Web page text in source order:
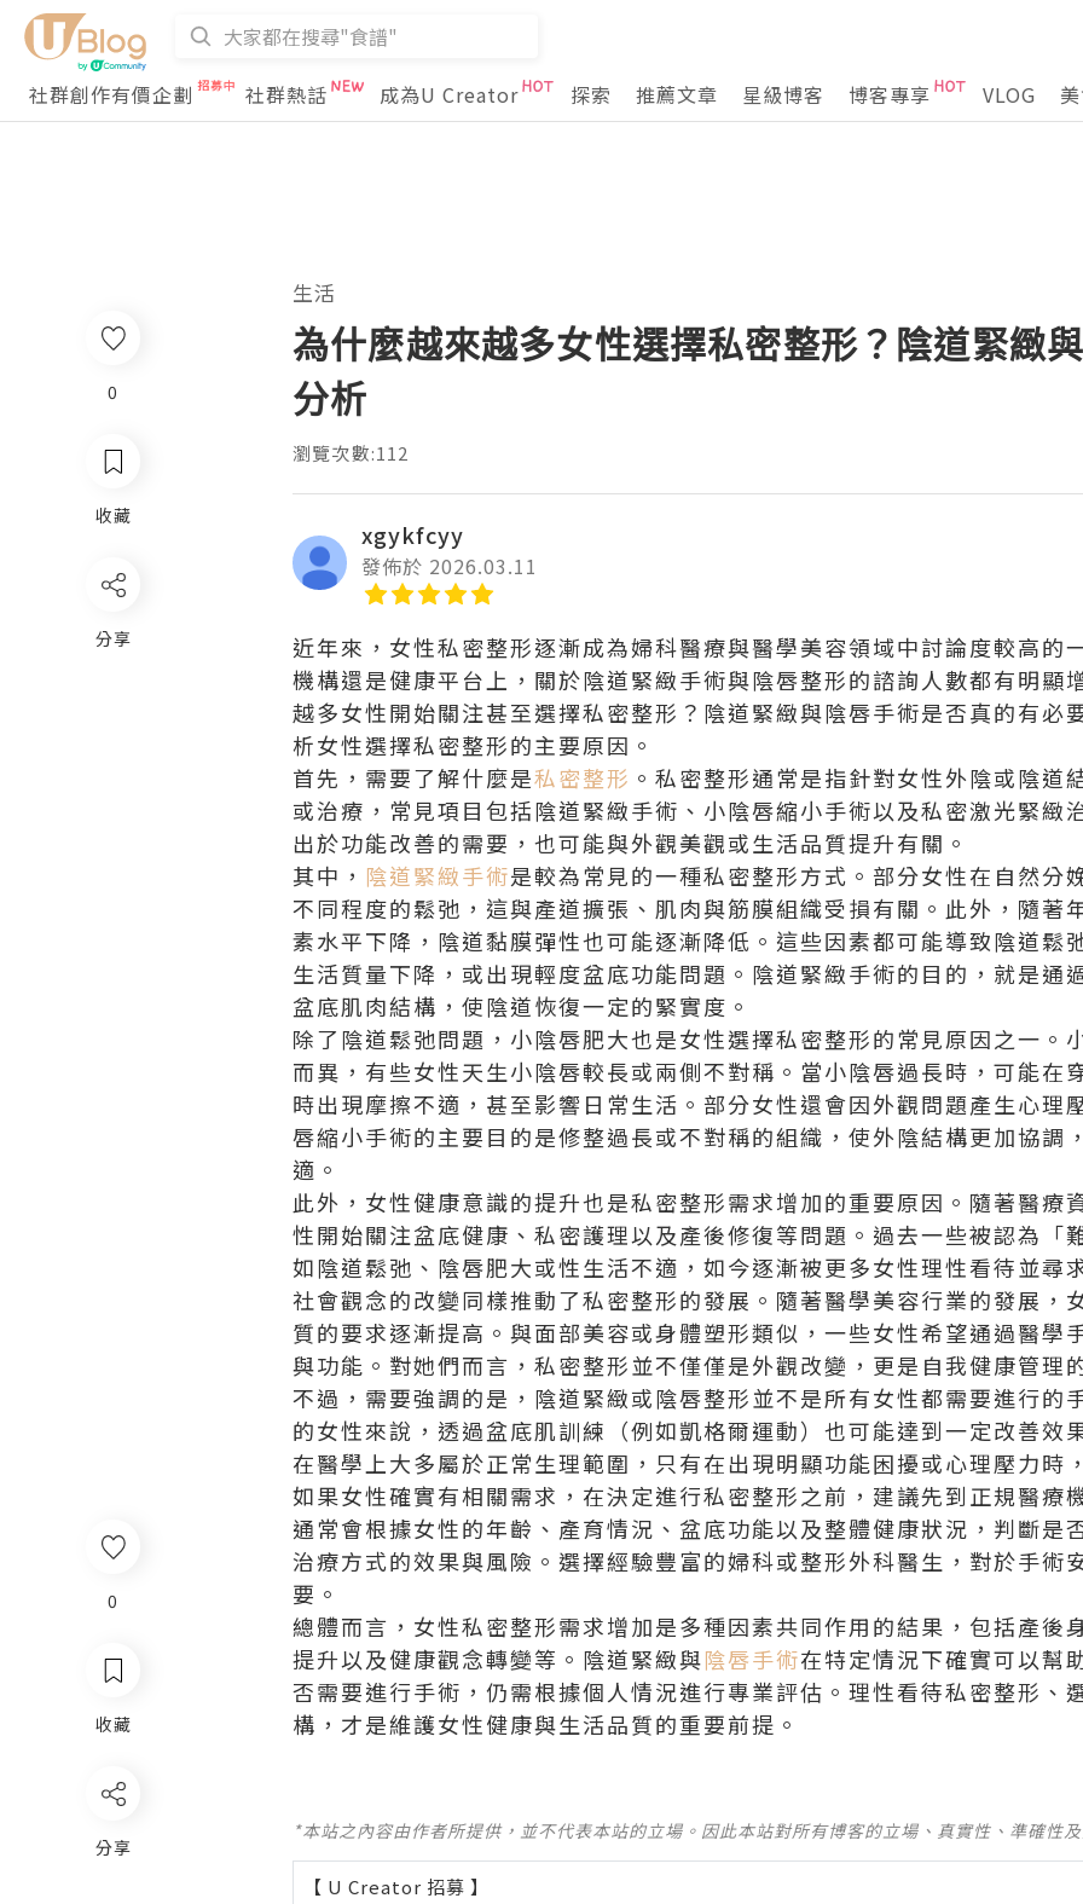
社群創作有價企劃 社群熱話 成為U Creator 探索 推薦文章 星級博客 博客專享 VLOG
0
收藏
分享
生活
為什麼越來越多女性選擇私密整形？陰道緊緻
分析
瀏覽次數:112
xgykfcyy
發佈於 2026.03.11
近年來，女性私密整形逐漸成為婦科醫療與醫學美容領域中討論度較高的
機構還是健康平台上，關於陰道緊緻手術與陰唇整形的諮詢人數都有明顯
越多女性開始關注甚至選擇私密整形？陰道緊緻與陰唇手術是否真的有必
析女性選擇私密整形的主要原因。
首先，需要了解什麼是私密整形 。私密整形通常是指針對女性外陰或陰道
或治療，常見項目包括陰道緊緻手術、小陰唇縮小手術以及私密激光緊緻
出於功能改善的需要，也可能與外觀美觀或生活品質提升有關。
其中， 陰道緊緻手術是較為常見的一種私密整形方式。部分女性在自然分
不同程度的鬆弛，這與產道擴張、肌肉與筋膜組織受損有關。此外，隨著
素水平下降，陰道黏膜彈性也可能逐漸降低。這些因素都可能導致陰道鬆
生活質量下降，或出現輕度盆底功能問題。陰道緊緻手術的目的，就是通
盆底肌肉結構，使陰道恢復一定的緊實度。
除了陰道鬆弛問題，小陰唇肥大也是女性選擇私密整形的常見原因之一。
而異，有些女性天生小陰唇較長或兩側不對稱。當小陰唇過長時，可能在
時出現摩擦不適，甚至影響日常生活。部分女性還會因外觀問題產生心理
唇縮小手術的主要目的是修整過長或不對稱的組織，使外陰結構更加協調
適。
此外，女性健康意識的提升也是私密整形需求增加的重要原因。隨著醫療
性開始關注盆底健康、私密護理以及產後修復等問題。過去一些被認為「
如陰道鬆弛、陰唇肥大或性生活不適，如今逐漸被更多女性理性看待並尋
社會觀念的改變同樣推動了私密整形的發展。隨著醫學美容行業的發展，
質的要求逐漸提高。與面部美容或身體塑形類似，一些女性希望通過醫學
與功能。對她們而言，私密整形並不僅僅是外觀改變，更是自我健康管理
不過，需要強調的是，陰道緊緻或陰唇整形並不是所有女性都需要進行的
的女性來說，透過盆底肌訓練（例如凱格爾運動）也可能達到一定改善效
在醫學上大多屬於正常生理範圍，只有在出現明顯功能困擾或心理壓力時
如果女性確實有相關需求，在決定進行私密整形之前，建議先到正規醫療
通常會根據女性的年齡、產育情況、盆底功能以及整體健康狀況，判斷是
治療方式的效果與風險。選擇經驗豐富的婦科或整形外科醫生，對於手術
要。
總體而言，女性私密整形需求增加是多種因素共同作用的結果，包括產後
提升以及健康觀念轉變等。陰道緊緻與陰唇手術在特定情況下確實可以幫
否需要進行手術，仍需根據個人情況進行專業評估。理性看待私密整形、
構，才是維護女性健康與生活品質的重要前提。
*本站之內容由作者所提供，並不代表本站的立場。因此本站對所有博客的立場、真實性、準確性
【 U Creator 招募 】
0
收藏
分享